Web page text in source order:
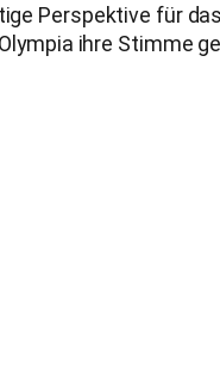
Perspektive für
ihre Stimme